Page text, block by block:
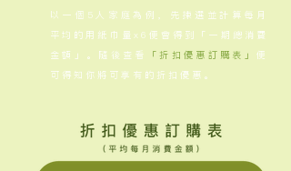
以一個5人家庭為例，先揀選並計算每月
平均的用紙巾量x6便會得到「一期總消費
金額」。隨後查看
「折扣優惠訂購表」便
可得知你將可享有的折扣優惠。